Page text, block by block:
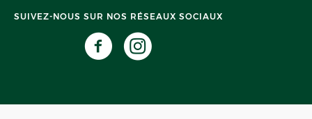
SUIVEZ-NOUS SUR NOS RÉSEAUX SOCIAUX